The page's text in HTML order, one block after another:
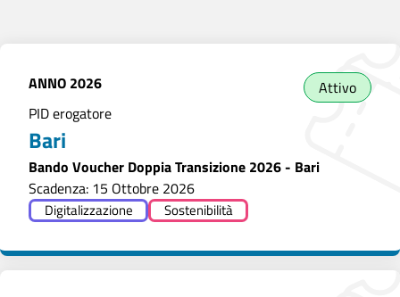
ANNO 2026
Attivo
PID erogatore
Bari
Bando Voucher Doppia Transizione 2026 - Bari
Scadenza: 15 Ottobre 2026
Digitalizzazione Sostenibilità